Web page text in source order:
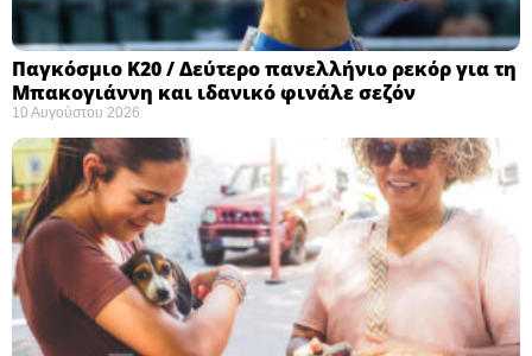
Παγκόσμιο Κ20 / Δεύτερο πανελλήνιο ρεκόρ για τη
Μπακογιάννη και ιδανικό φινάλε σεζόν
10 Αυγούστου 2026